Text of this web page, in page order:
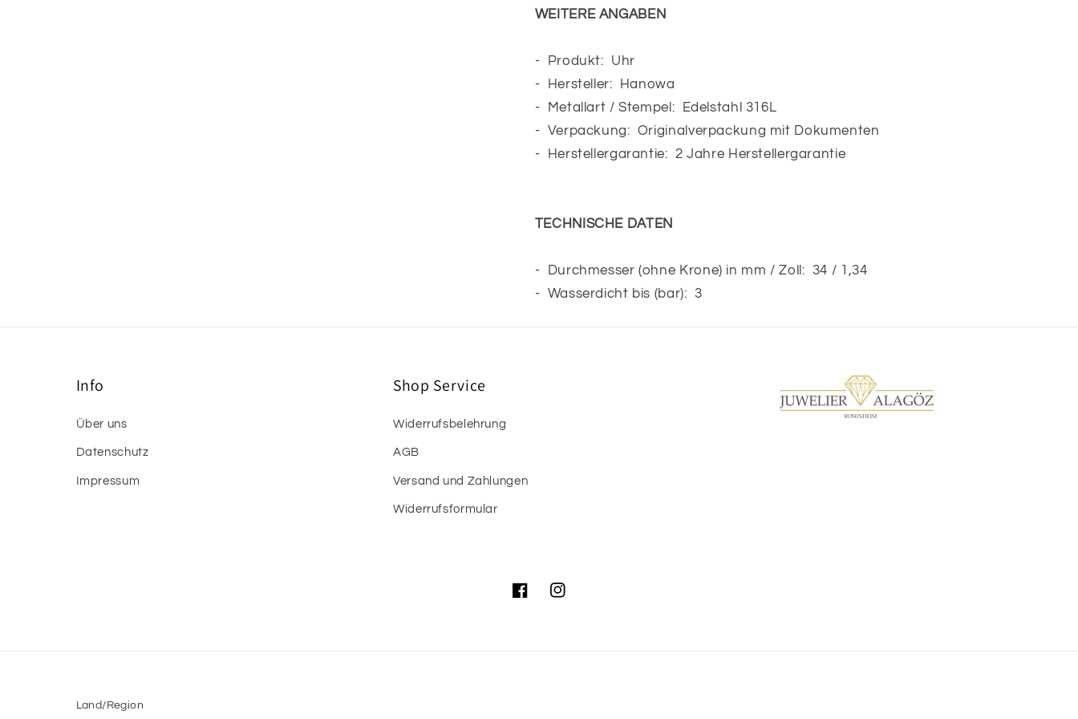
WEITERE ANGABEN
- Produkt: Uhr
- Hersteller: Hanowa
- Metallart / Stempel: Edelstahl 316L
- Verpackung: Originalverpackung mit Dokumenten
- Herstellergarantie: 2 Jahre Herstellergarantie
TECHNISCHE DATEN
- Durchmesser (ohne Krone) in mm / Zoll: 34 / 1,34
- Wasserdicht bis (bar): 3
Info
Über uns
Datenschutz
Impressum
Shop Service
Widerrufsbelehrung
AGB
Versand und Zahlungen
Widerrufsformular
FacebookInstagram
Land/Region